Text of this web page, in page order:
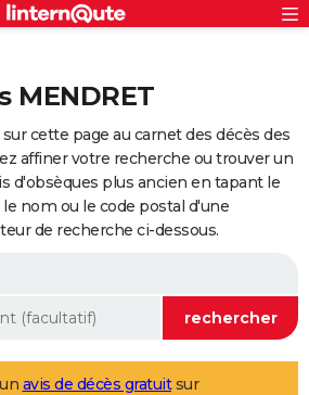
MENDRET
cette page au carnet des décès des
affiner votre recherche ou trouver un
d'obsèques plus ancien en tapant le
nom ou le code postal d'une
de recherche ci-dessous.
avis de décès gratuitsur